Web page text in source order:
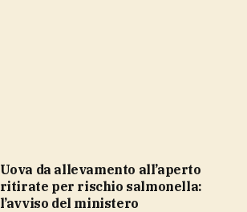
Uova da allevamento all’aperto
ritirate per rischio salmonella:
l’avviso del ministero